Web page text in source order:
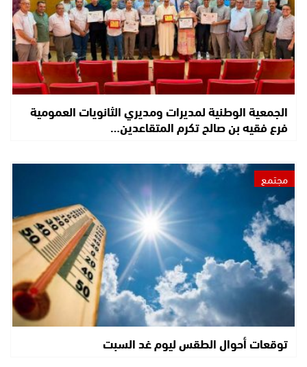
الجمعية الوطنية لمديرات ومديري الثانويات العمومية
فرع فقيه بن صالح تكرم المتقاعدين…
مجتمع
توقعات أحوال الطقس ليوم غد السبت